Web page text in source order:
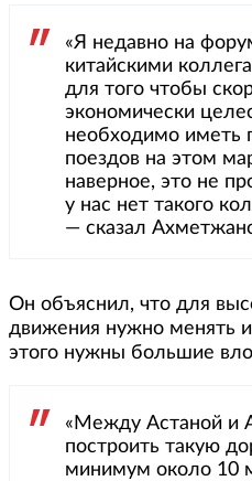
«Я недавно на
китайскими
для того чтобы
экономически
необходимо иметь
поездов на этом
наверное, это не
у нас нет такого
— сказал
Он объяснил, что для
движения нужно менять
этого нужны большие
«Между Астаной и
построить такую
минимум около 10